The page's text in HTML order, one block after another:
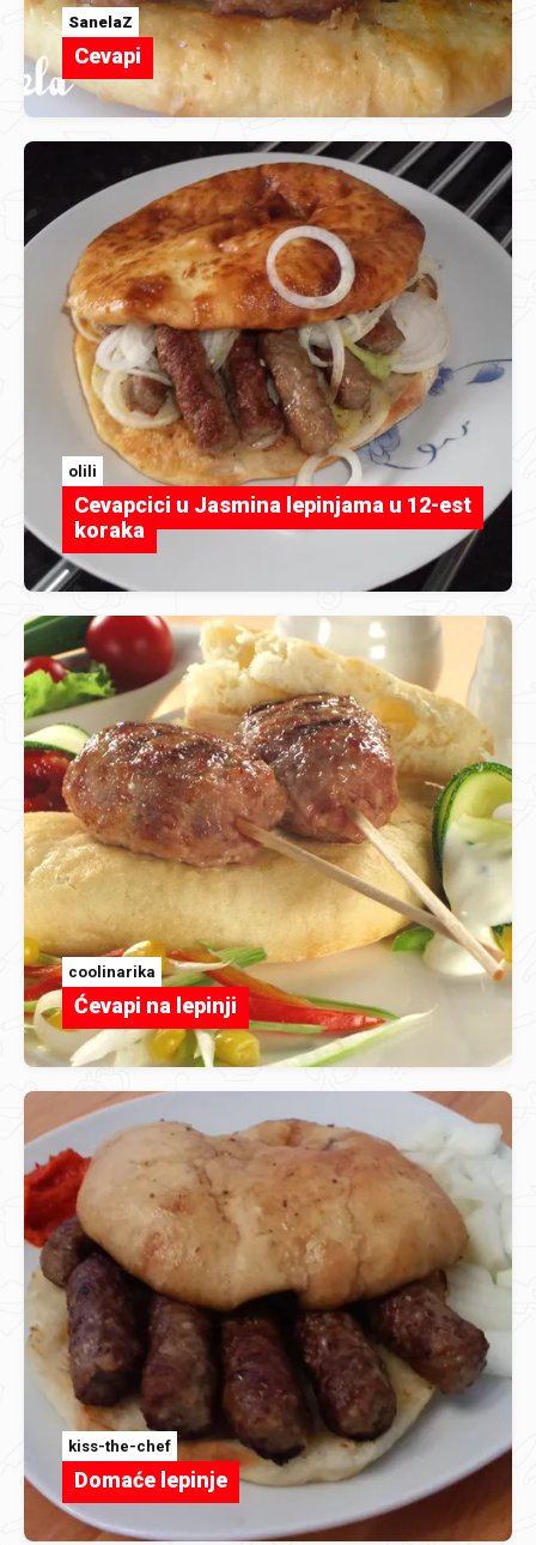
SanelaZ
Cevapi
olili
Cevapcici u Jasmina lepinjama u 12-est
koraka
coolinarika
Ćevapi na lepinji
kiss-the-chef
Domaće lepinje